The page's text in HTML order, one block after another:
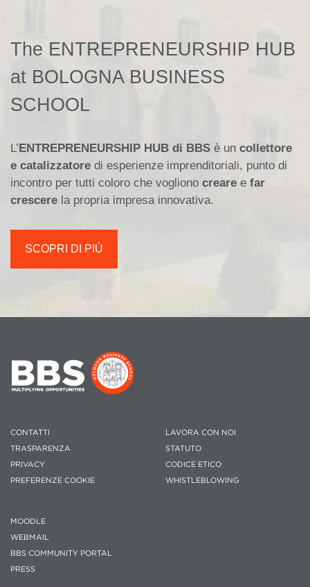
The ENTREPRENEURSHIP HUB
at BOLOGNA BUSINESS
SCHOOL
L’ENTREPRENEURSHIP HUB di BBS è un collettore
e catalizzatore di esperienze imprenditoriali, punto di
incontro per tutti coloro che vogliono creare e far
crescere la propria impresa innovativa.
SCOPRI DI PIÙ
CONTATTI
TRASPARENZA
PRIVACY
PREFERENZE COOKIE
LAVORA CON NOI
STATUTO
CODICE ETICO
WHISTLEBLOWING
MOODLE
WEBMAIL
BBS COMMUNITY PORTAL
PRESS